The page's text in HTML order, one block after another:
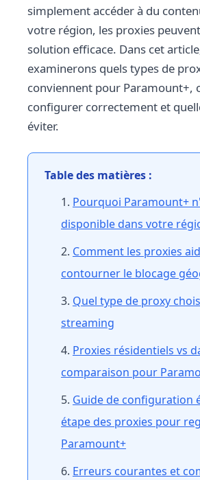
simplement accéder à du
votre région, les proxies
solution efficace. Dans cet
examinerons quels types de
conviennent pour Paramount+,
configurer correctement et
éviter.
Table des matières :
Pourquoi Paramount+
disponible dans votre
Comment les proxies
contourner le blocage
Quel type de proxy
streaming
Proxies résidentiels vs
comparaison pour
Guide de configuration
étape des proxies pour
Paramount+
Erreurs courantes et